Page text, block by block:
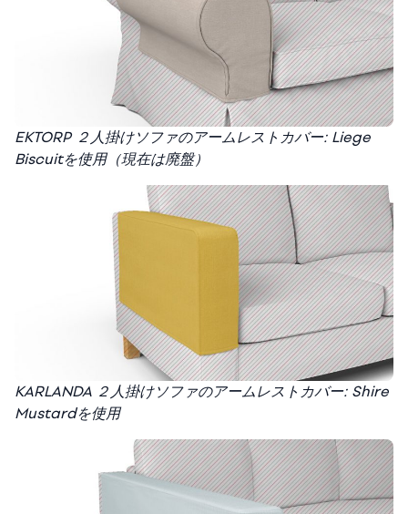
EKTORP ２人掛けソファのアームレストカバー: Liege
Biscuitを使用（現在は廃盤）
KARLANDA ２人掛けソファのアームレストカバー: Shire
Mustardを使用